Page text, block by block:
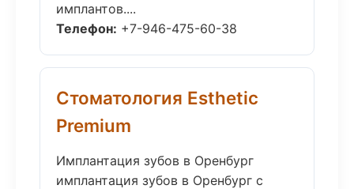
имплантов....
Телефон: +7-946-475-60-38
Стоматология Esthetic
Premium
Имплантация зубов в Оренбург
имплантация зубов в Оренбург с